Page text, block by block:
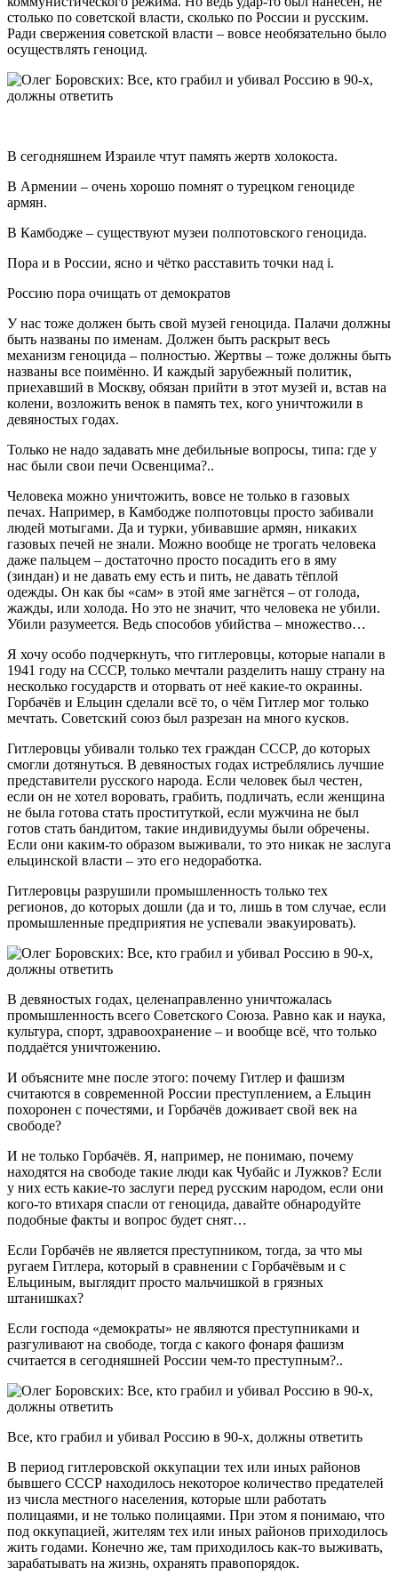
столько по советской власти, сколько по России и русским.
Ради свержения советской власти – вовсе необязательно было
осуществлять геноцид.
В сегодняшнем Израиле чтут память жертв холокоста.
В Армении – очень хорошо помнят о турецком геноциде
армян.
В Камбодже – существуют музеи полпотовского геноцида.
Пора и в России, ясно и чётко расставить точки над i.
Россию пора очищать от демократов
У нас тоже должен быть свой музей геноцида. Палачи должны
быть названы по именам. Должен быть раскрыт весь
механизм геноцида – полностью. Жертвы – тоже должны быть
названы все поимённо. И каждый зарубежный политик,
приехавший в Москву, обязан прийти в этот музей и, встав на
колени, возложить венок в память тех, кого уничтожили в
девяностых годах.
Только не надо задавать мне дебильные вопросы, типа: где у
нас были свои печи Освенцима?..
Человека можно уничтожить, вовсе не только в газовых
печах. Например, в Камбодже полпотовцы просто забивали
людей мотыгами. Да и турки, убивавшие армян, никаких
газовых печей не знали. Можно вообще не трогать человека
даже пальцем – достаточно просто посадить его в яму
(зиндан) и не давать ему есть и пить, не давать тёплой
одежды. Он как бы «сам» в этой яме загнётся – от голода,
жажды, или холода. Но это не значит, что человека не убили.
Убили разумеется. Ведь способов убийства – множество…
Я хочу особо подчеркнуть, что гитлеровцы, которые напали в
1941 году на СССР, только мечтали разделить нашу страну на
несколько государств и оторвать от неё какие-то окраины.
Горбачёв и Ельцин сделали всё то, о чём Гитлер мог только
мечтать. Советский союз был разрезан на много кусков.
Гитлеровцы убивали только тех граждан СССР, до которых
смогли дотянуться. В девяностых годах истреблялись лучшие
представители русского народа. Если человек был честен,
если он не хотел воровать, грабить, подличать, если женщина
не была готова стать проституткой, если мужчина не был
готов стать бандитом, такие индивидуумы были обречены.
Если они каким-то образом выживали, то это никак не заслуга
ельцинской власти – это его недоработка.
Гитлеровцы разрушили промышленность только тех
регионов, до которых дошли (да и то, лишь в том случае, если
промышленные предприятия не успевали эвакуировать).
В девяностых годах, целенаправленно уничтожалась
промышленность всего Советского Союза. Равно как и наука,
культура, спорт, здравоохранение – и вообще всё, что только
поддаётся уничтожению.
И объясните мне после этого: почему Гитлер и фашизм
считаются в современной России преступлением, а Ельцин
похоронен с почестями, и Горбачёв доживает свой век на
свободе?
И не только Горбачёв. Я, например, не понимаю, почему
находятся на свободе такие люди как Чубайс и Лужков? Если
у них есть какие-то заслуги перед русским народом, если они
кого-то втихаря спасли от геноцида, давайте обнародуйте
подобные факты и вопрос будет снят…
Если Горбачёв не является преступником, тогда, за что мы
ругаем Гитлера, который в сравнении с Горбачёвым и с
Ельциным, выглядит просто мальчишкой в грязных
штанишках?
Если господа «демократы» не являются преступниками и
разгуливают на свободе, тогда с какого фонаря фашизм
считается в сегодняшней России чем-то преступным?..
Все, кто грабил и убивал Россию в 90-х, должны ответить
В период гитлеровской оккупации тех или иных районов
бывшего СССР находилось некоторое количество предателей
из числа местного населения, которые шли работать
полицаями, и не только полицаями. При этом я понимаю, что
под оккупацией, жителям тех или иных районов приходилось
жить годами. Конечно же, там приходилось как-то выживать,
зарабатывать на жизнь, охранять правопорядок.